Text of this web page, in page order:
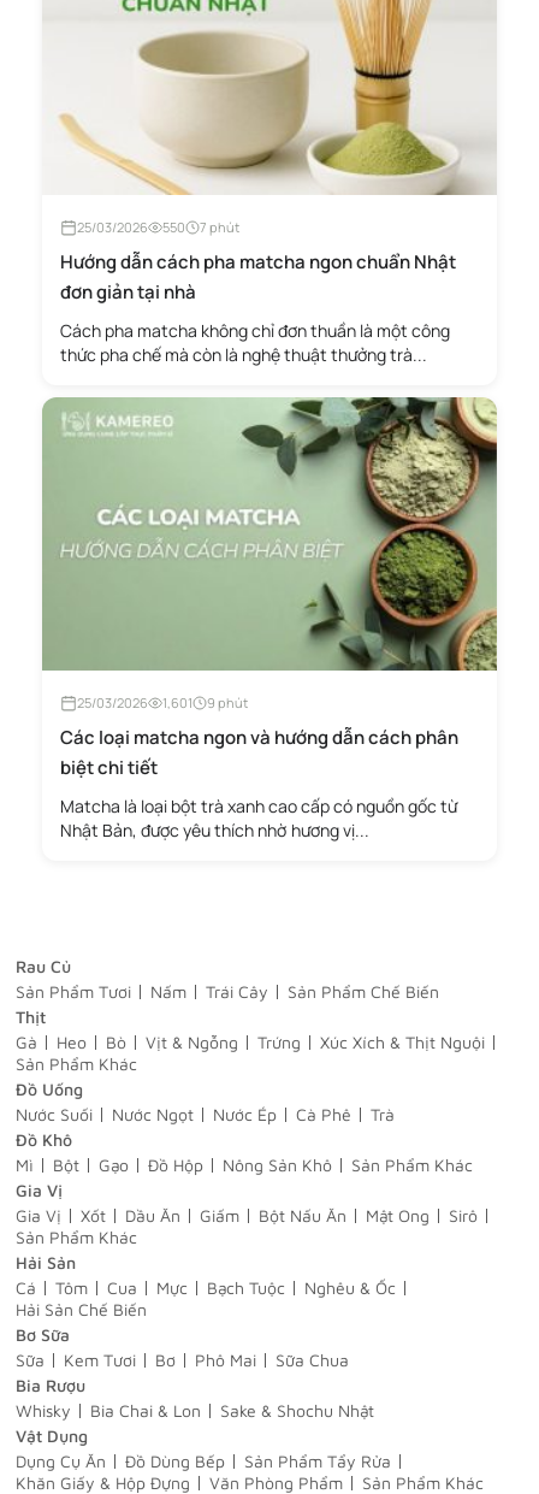
25/03/2026 550 7 phút
Hướng dẫn cách pha matcha ngon chuẩn Nhật
đơn giản tại nhà
Cách pha matcha không chỉ đơn thuần là một công
thức pha chế mà còn là nghệ thuật thưởng trà...
25/03/2026 1,601 9 phút
Các loại matcha ngon và hướng dẫn cách phân
biệt chi tiết
Matcha là loại bột trà xanh cao cấp có nguồn gốc từ
Nhật Bản, được yêu thích nhờ hương vị...
Rau Củ
Sản Phẩm Tươi
Nấm Trái Cây
Sản Phẩm Chế Biến
Thịt
Gà
Heo Bò Vịt & Ngỗng Trứng
Xúc Xích & Thịt Nguội
Sản Phẩm Khác
Đồ Uống
Nước Suối
Nước Ngọt Nước Ép Cà Phê
Trà
Đồ Khô
Mì
Bột Gạo Đồ Hộp Nông Sản Khô
Sản Phẩm Khác
Gia Vị
Gia Vị
Xốt Dầu Ăn Giấm Bột Nấu Ăn Mật Ong
Sirô
Sản Phẩm Khác
Hải Sản
Cá
Tôm Cua Mực Bạch Tuộc
Nghêu & Ốc
Hải Sản Chế Biến
Bơ Sữa
Sữa
Kem Tươi Bơ Phô Mai
Sữa Chua
Bia Rượu
Whisky
Bia Chai & Lon
Sake & Shochu Nhật
Vật Dụng
Dụng Cụ Ăn
Đồ Dùng Bếp
Sản Phẩm Tẩy Rửa
Khăn Giấy & Hộp Đựng
Văn Phòng Phẩm Sản Phẩm Khác